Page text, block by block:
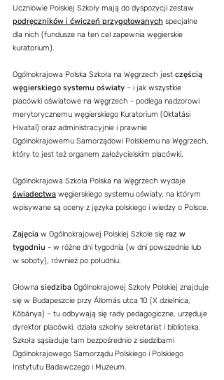
Uczniowie Polskiej Szkoły mają do dyspozycji zestaw
podręczników i ćwiczeń przygotowanych specjalne
dla nich (fundusze na ten cel zapewnia węgierskie
kuratorium).
Ogólnokrajowa Polska Szkoła na Węgrzech jest częścią
węgierskiego systemu oświaty – i jak wszystkie
placówki oświatowe na Węgrzech - podlega nadzorowi
merytorycznemu węgierskiego Kuratorium (Oktatási
Hivatal) oraz administracyjnie i prawnie
Ogólnokrajowemu Samorządowi Polskiemu na Węgrzech,
który to jest też organem założycielskim placówki.
Ogólnokrajowa Szkoła Polska na Węgrzech wydaje
świadectwa węgierskiego systemu oświaty, na którym
wpisywane są oceny z języka polskiego i wiedzy o Polsce.
Zajęcia w Ogólnokrajowej Polskiej Szkole się raz w
tygodniu - w różne dni tygodnia (w dni powszednie lub
w soboty), również po południu.
Głowna siedziba Ogólnokrajowej Szkoły Polskiej znajduje
się w Budapeszcie przy Állomás utca 10 (X dzielnica,
Kőbánya) – tu odbywają się rady pedagogiczne, urzęduje
dyrektor placówki, działa szkolny sekretariat i biblioteka.
Szkoła sąsiaduje tam bezpośrednio z siedzibami
Ogólnokrajowego Samorządu Polskiego i Polskiego
Instytutu Badawczego i Muzeum.